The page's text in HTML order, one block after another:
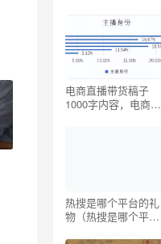
电商直播带货稿子
1000字内容，电商直
热搜是哪个平台的礼
物（热搜是哪个平台